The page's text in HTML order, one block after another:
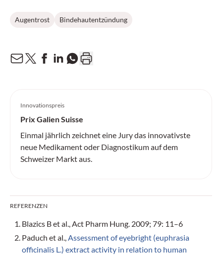
Augentrost Bindehautentzündung
Innovationspreis
Prix Galien Suisse
Einmal jährlich zeichnet eine Jury das innovativste
neue Medikament oder Diagnostikum auf dem
Schweizer Markt aus.
REFERENZEN
Blazics B et al., Act Pharm Hung. 2009; 79: 11–6
Paduch et al., Assessment of eyebright (euphrasia
officinalis L.) extract activity in relation to human